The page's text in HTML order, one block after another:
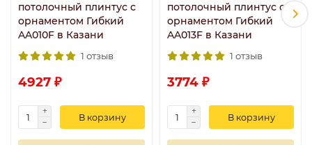
потолочный плинтус с
орнаментом Гибкий
AA010F в Казани
1 отзыв
4927 ₽
В корзину
потолочный плинтус с
орнаментом Гибкий
AA013F в Казани
1 отзыв
3774 ₽
В корзину